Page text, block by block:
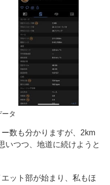
タ
数も分かりますが、2km
つつ、地道に続けようと
ット部が始まり、私もほ